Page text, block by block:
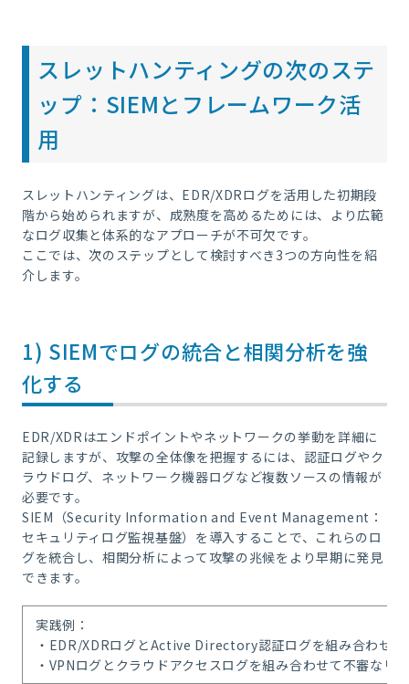
スレットハンティングの次のステ
ップ：SIEMとフレームワーク活
用
スレットハンティングは、EDR/XDRログを活用した初期段
階から始められますが、成熟度を高めるためには、より広範
なログ収集と体系的なアプローチが不可欠です。
ここでは、次のステップとして検討すべき3つの方向性を紹
介します。
1) SIEMでログの統合と相関分析を強
化する
EDR/XDRはエンドポイントやネットワークの挙動を詳細に
記録しますが、攻撃の全体像を把握するには、認証ログやク
ラウドログ、ネットワーク機器ログなど複数ソースの情報が
必要です。
SIEM（Security Information and Event Management：
セキュリティログ監視基盤）を導入することで、これらのロ
グを統合し、相関分析によって攻撃の兆候をより早期に発見
できます。
実践例：
・EDR/XDRログとActive Directory認証ログを組み合わせ
・VPNログとクラウドアクセスログを組み合わせて不審なリ